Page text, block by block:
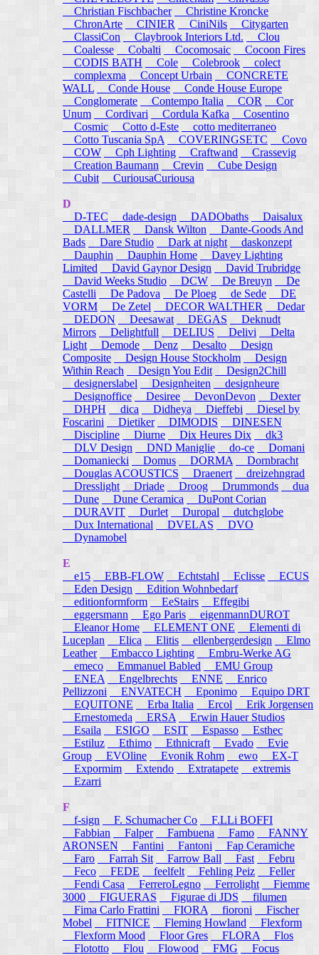
Christian Fischbacher
Christine Kroncke
ChronArte
CINIER CiniNils
Citygarten
ClassiCon
Claybrook Interiors Ltd.
Clou
Coalesse
Cobalti Cocomosaic
Cocoon Fires
CODIS BATH
Cole Colebrook
colect
complexma
Concept Urbain
CONCRETE
WALL
Conde House
Conde House Europe
Conglomerate
Contempo Italia COR
Cor
Unum
Cordivari Cordula Kafka
Cosentino
Cosmic
Cotto d-Este
cotto mediterraneo
Cotto Tuscania SpA
COVERINGSETC
Covo
COW
Cph Lighting Craftwand
Crassevig
Creation Baumann
Crevin
Cube Design
Cubit
CuriousaCuriousa
D
D-TEC
dade-design DADObaths
Daisalux
DALLMER
Dansk Wilton
Dante-Goods And
Bads
Dare Studio Dark at night
daskonzept
Dauphin
Dauphin Home
Davey Lighting
Limited
David Gaynor Design
David Trubridge
David Weeks Studio
DCW De Breuyn
De
Castelli
De Padova De Ploeg de Sede
DE
VORM
De Zetel DECOR WALTHER
Dedar
DEDON
Deesawat DEGAS
Deknudt
Mirrors
Delightfull DELIUS Delivi
Delta
Light
Demode Denz Desalto
Design
Composite
Design House Stockholm
Design
Within Reach
Design You Edit
Design2Chill
designerslabel
Designheiten
designheure
Designoffice
Desiree DevonDevon
Dexter
DHPH
dica Didheya Dieffebi
Diesel by
Foscarini
Dietiker DIMODIS
DINESEN
Discipline
Diurne Dix Heures Dix
dk3
DLV Design
DND Maniglie do-ce
Domani
Domaniecki
Domus DORMA
Dornbracht
Douglas ACOUSTICS
Draenert
dreizehngrad
Dresslight Driade Droog Drummonds
dua
Dune
Dune Ceramica
DuPont Corian
DURAVIT
Durlet Duropal
dutchglobe
Dux International
DVELAS
DVO
Dynamobel
E
e15 EBB-FLOW Echtstahl Eclisse
ECUS
Eden Design
Edition Wohnbedarf
editionformform
EeStairs
Effegibi
eggersmann
Ego Paris
eigenmannDUROT
Eleanor Home
ELEMENT ONE
Elementi di
Luceplan
Elica Elitis ellenbergerdesign
Elmo
Leather
Embacco Lighting
Embru-Werke AG
emeco
Emmanuel Babled
EMU Group
ENEA
Engelbrechts ENNE
Enrico
Pellizzoni ENVATECH Eponimo
Equipo DRT
EQUITONE
Erba Italia Ercol
Erik Jorgensen
Ernestomeda
ERSA
Erwin Hauer Studios
Esaila
ESIGO ESIT Espasso
Esthec
Estiluz
Ethimo Ethnicraft Evado
Evie
Group
EVOline Evonik Rohm ewo
EX-T
Expormim
Extendo Extratapete
extremis
Ezarri
F
f-sign
F. Schumacher Co
F.LLi BOFFI
Fabbian
Falper Fambuena Famo
FANNY
ARONSEN
Fantini Fantoni
Fap Ceramiche
Faro
Farrah Sit Farrow Ball Fast
Febru
Feco
FEDE feelfelt Fehling Peiz
Feller
Fendi Casa
FerreroLegno Ferrolight
Fiemme
3000
FIGUERAS Figurae di JDS
filumen
Fima Carlo Frattini
FIORA fioroni
Fischer
Mobel
FITNICE Fleming Howland
Flexform
Flexform Mood
Floor Gres FLORA
Flos
Flototto
Flou Flowood FMG
Focus